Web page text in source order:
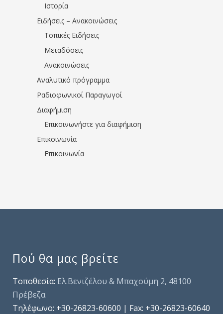
Ιστορία
Ειδήσεις – Ανακοινώσεις
Τοπικές Ειδήσεις
Μεταδόσεις
Ανακοινώσεις
Αναλυτικό πρόγραμμα
Ραδιοφωνικοί Παραγωγοί
Διαφήμιση
Επικοινωνήστε για διαφήμιση
Επικοινωνία
Επικοινωνία
Πού θα μας βρείτε
Τοποθεσία: Ελ.Βενιζέλου & Μπαχούμη 2, 48100
Πρέβεζα
Τηλέφωνo: +30-26823-60600 | Fax: +30-26823-60640